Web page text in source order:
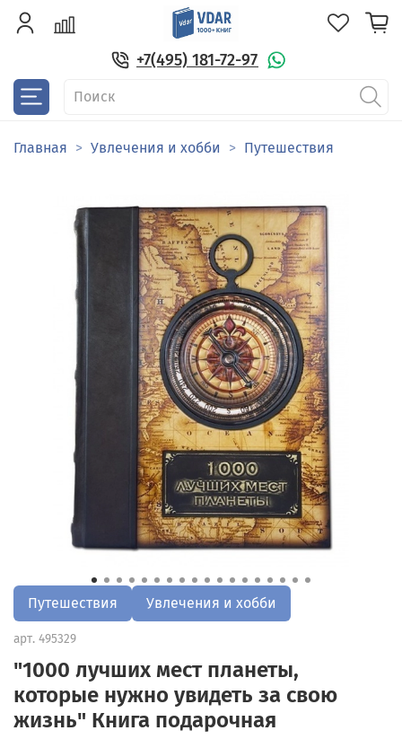
+7(495) 181-72-97
Главная Увлечения и хобби Путешествия
Путешествия Увлечения и хобби
арт. 495329
"1000 лучших мест планеты,
которые нужно увидеть за свою
жизнь" Книга подарочная